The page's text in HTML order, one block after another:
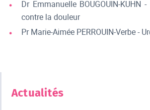
Dr Emmanuelle BOUGOUIN-KUHN
contre la douleur
Pr Marie-Aimée PERROUIN-Verbe -
Actualités